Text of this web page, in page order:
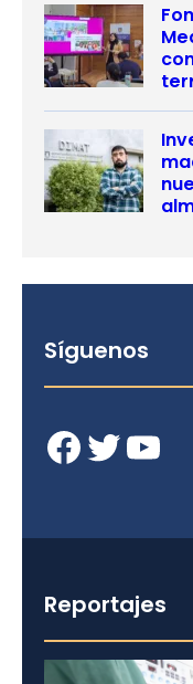
Síguenos
Facebook Twitter YouTube
Reportajes